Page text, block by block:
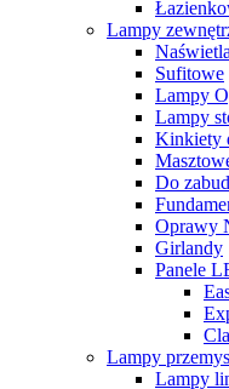
Lampy
Sufitowe
Lampy
Lampy
Kinkiety
Do
Oprawy
Girlandy
Panele
Lampy
Lampy